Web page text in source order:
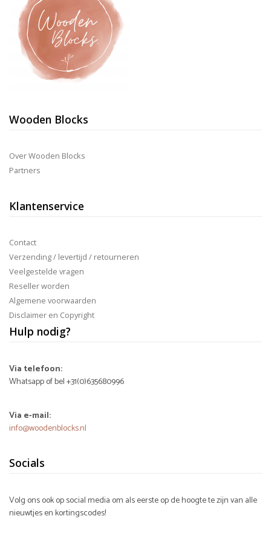
Wooden Blocks
Over Wooden Blocks
Partners
Klantenservice
Contact
Verzending / levertijd / retourneren
Veelgestelde vragen
Reseller worden
Algemene voorwaarden
Disclaimer en Copyright
Hulp nodig?
Via telefoon:
Whatsapp of bel +31(0)635680996
Via e-mail:
info@woodenblocks.nl
Socials
Volg ons ook op social media om als eerste op de hoogte te zijn van alle
nieuwtjes en kortingscodes!